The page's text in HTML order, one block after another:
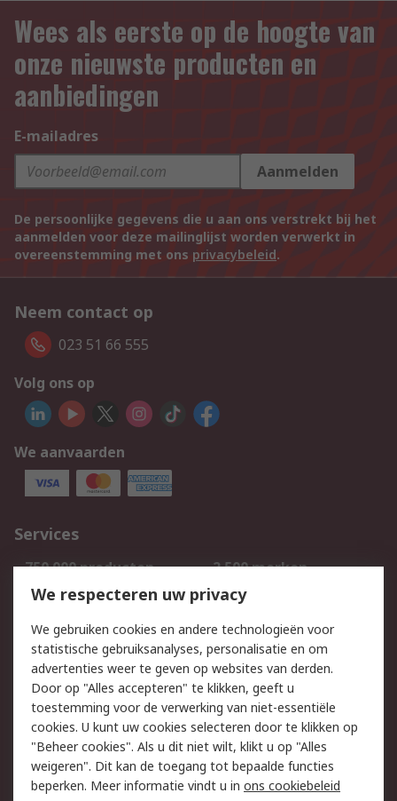
Wees als eerste op de hoogte van
onze nieuwste producten en
aanbiedingen
E-mailadres
Aanmelden
De persoonlijke gegevens die u aan ons verstrekt bij het
aanmelden voor deze mailinglijst worden verwerkt in
overeenstemming met ons privacybeleid.
Neem contact op
023 51 66 555
Volg ons op
We aanvaarden
Services
750.000 producten
2.500 merken
Bestellen
Inkoopoplossingen
Track & Trace
Wettelijk
Cookiebeleid
Email veiligheid
Privacybeleid
Websitevoorwaarden
Algemene
verkoopvoorwaarden
We respecteren uw privacy
We gebruiken cookies en andere technologieën voor
statistische gebruiksanalyses, personalisatie en om
advertenties weer te geven op websites van derden.
Door op "Alles accepteren" te klikken, geeft u
toestemming voor de verwerking van niet-essentiële
cookies. U kunt uw cookies selecteren door te klikken op
"Beheer cookies". Als u dit niet wilt, klikt u op "Alles
weigeren". Dit kan de toegang tot bepaalde functies
beperken. Meer informatie vindt u in ons cookiebeleid